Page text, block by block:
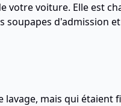
votre voiture. Elle est
soupapes d'admission
lavage, mais qui étaient